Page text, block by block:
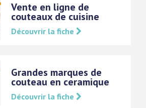
Vente en ligne de
couteaux de cuisine
Découvrir la fiche
Grandes marques de
couteau en ceramique
Découvrir la fiche